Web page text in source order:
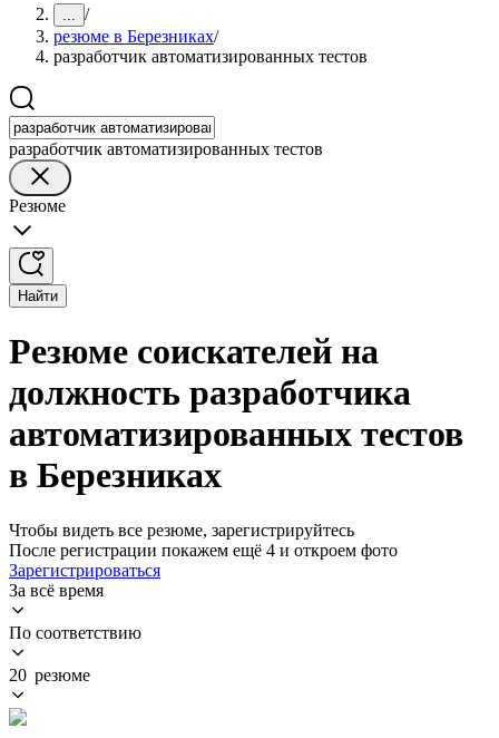
... /
резюме в Березниках/
разработчик автоматизированных тестов
разработчик автоматизированных тестов
Резюме
Найти
Резюме соискателей на
должность разработчика
автоматизированных тестов
в Березниках
Чтобы видеть все резюме, зарегистрируйтесь
После регистрации покажем ещё 4 и откроем фото
Зарегистрироваться
За всё время
По соответствию
20 резюме